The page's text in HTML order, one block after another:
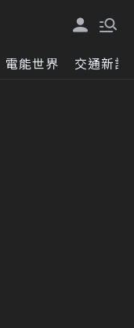
電能世界 交通新訊